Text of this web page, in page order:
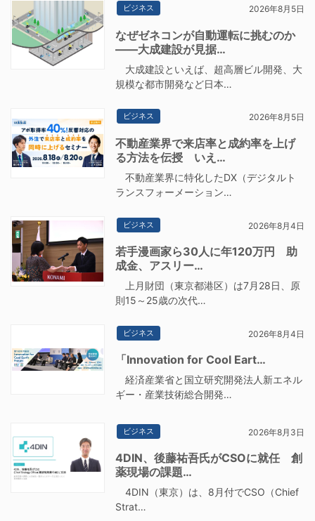
ビジネス 2026年8月5日
なぜゼネコンが自動運転に挑むのか
――大成建設が見据…
大成建設といえば、超高層ビル開発、大
規模な都市開発など日本…
ビジネス 2026年8月5日
不動産業界で来店率と成約率を上げ
る方法を伝授 いえ…
不動産業界に特化したDX（デジタルト
ランスフォーメーション…
ビジネス 2026年8月4日
若手漫画家ら30人に年120万円 助
成金、アスリー…
上月財団（東京都港区）は7月28日、原
則15～25歳の次代…
ビジネス 2026年8月4日
「Innovation for Cool Eart…
経済産業省と国立研究開発法人新エネル
ギー・産業技術総合開発…
ビジネス 2026年8月3日
4DIN、後藤祐吾氏がCSOに就任 創
薬現場の課題…
4DIN（東京）は、8月付でCSO（Chief
Strat…